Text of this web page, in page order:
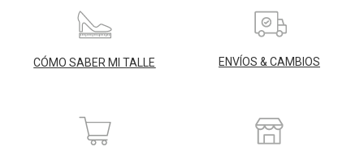
CÓMO SABER MI TALLE ENVÍOS & CAMBIOS